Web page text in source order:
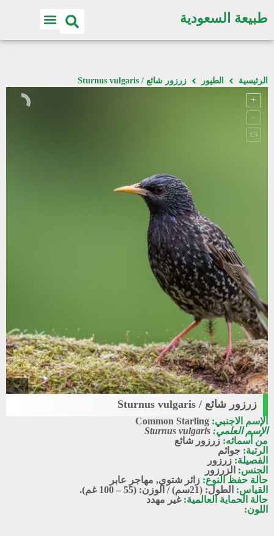
طبيعة السعودية
الرئيسية الطيور زرزور شائع / Sturnus vulgaris
زرزور شائع / Sturnus vulgaris
الإسم الاجنبي: Common Starling
الإسم العلمي: Sturnus vulgaris
من أسمائه: زرزور شائع
الرتبة: جواثم
الفصيلة: زرزور
الجنس: الزرزور
حالة حفظ النوع: زائر شتوي, مهاجر عابر
القياس: الطول: (21سم) / الوزن: (55 – 100 غم).
حالة الحماية العالمية:غير مهدد
اللون: